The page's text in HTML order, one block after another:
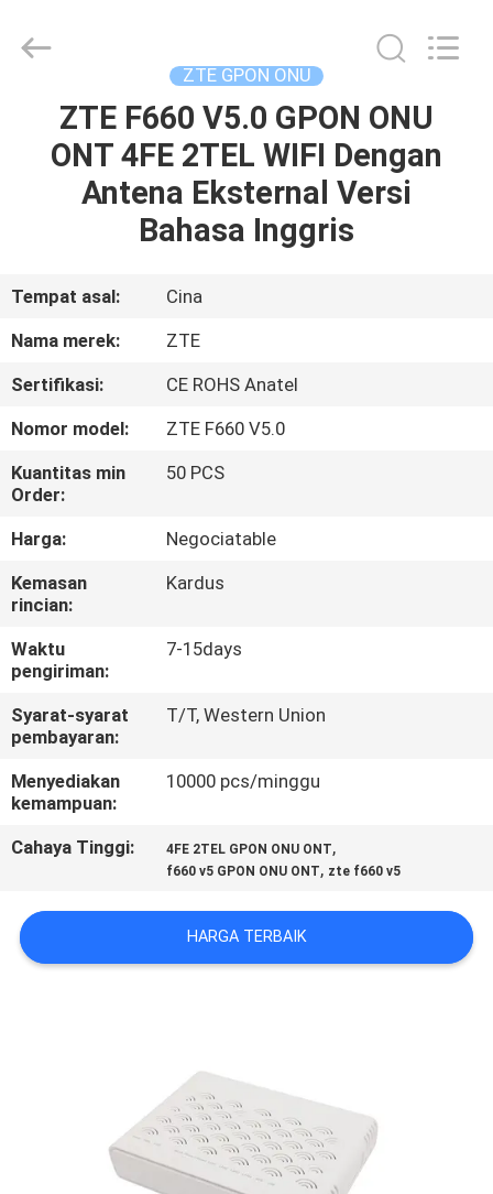
RUMAH
PRODUK
KAMI
PABRIK
KONTROL
KUALITAS
HUBUNGI
KAMI
PERMINTAAN
PENAWARAN
SITEMAP
PRIVACY
POLICY
LIMITED.
ZTE GPON ONU
ZTE F660 V5.0 GPON ONU
ONT 4FE 2TEL WIFI Dengan
Antena Eksternal Versi
Bahasa Inggris
Tempat asal:
Cina
Nama merek:
ZTE
Sertifikasi:
CE ROHS Anatel
Nomor model:
ZTE F660 V5.0
Kuantitas min
Order:
50 PCS
Harga:
Negociatable
Kemasan
rincian:
Kardus
Waktu
pengiriman:
7-15days
Syarat-syarat
pembayaran:
T/T, Western Union
Menyediakan
kemampuan:
10000 pcs/minggu
Cahaya Tinggi: 4FE 2TEL GPON ONU ONT,
f660 v5 GPON ONU ONT, zte f660 v5
HARGA TERBAIK